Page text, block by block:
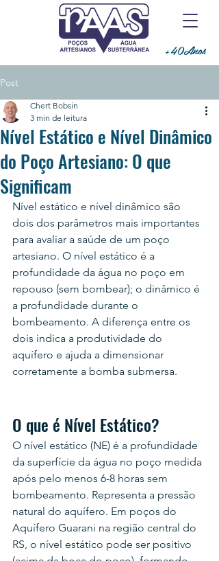
+40Anos
Post
Nível Estático e Nível Dinâmico
do Poço Artesiano: O que
Significam
Chert Bobsin
3 min de leitura
Nível estático e nível dinâmico são
dois dos parâmetros mais importantes
para avaliar a saúde de um poço
artesiano. O nível estático é a
profundidade da água no poço em
repouso (sem bombear); o dinâmico é
a profundidade durante o
bombeamento. A diferença entre os
dois indica a produtividade do
aquífero e ajuda a dimensionar
corretamente a bomba submersa.
O que é Nível Estático?
O nível estático (NE) é a profundidade
da superfície da água no poço medida
após pelo menos 6-8 horas sem
bombeamento. Representa a pressão
natural do aquífero. Em poços do
Aquífero Guarani na região central do
RS, o nível estático pode ser positivo